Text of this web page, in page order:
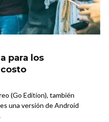
para los
(Go Edition), también
una versión de Android